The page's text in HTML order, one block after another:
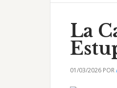
La
01/03/2026 POR